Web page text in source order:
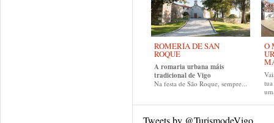
ROMERÍA DE SAN
ROQUE
A romaria urbana máis
tradicional de Vigo
Na festa de São Roque, sempre...
O
Tweets by @TurismodeVigo